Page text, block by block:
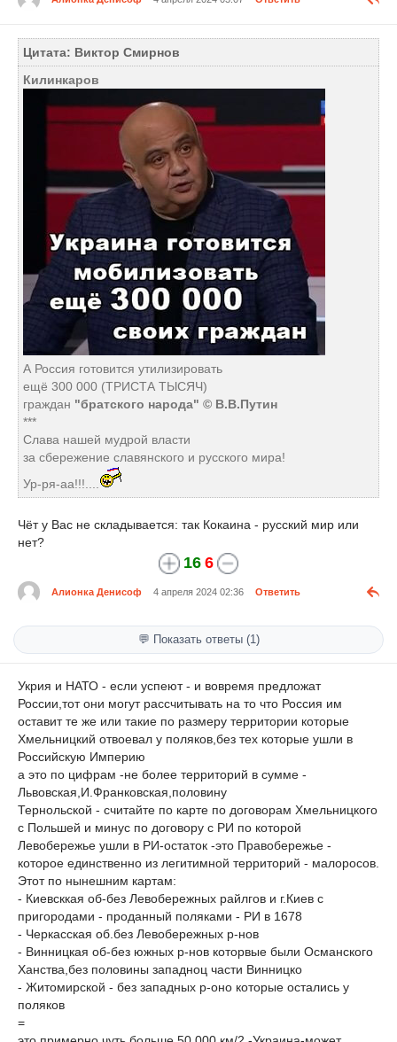
Цитата: Виктор Смирнов
Килинкаров
А Россия готовится утилизировать
ещё 300 000 (ТРИСТА ТЫСЯЧ)
граждан "братского народа" © В.В.Путин
***
Слава нашей мудрой власти
за сбережение славянского и русского мира!
Ур-ря-аа!!!....
Чёт у Вас не складывается: так Кокаина - русский мир или
нет?
16 6
Алионка Денисоф 4 апреля 2024 02:36 Ответить
💬 Показать ответы (1)
Укрия и НАТО - если успеют - и вовремя предложат
России,тот они могут рассчитывать на то что Россия им
оставит те же или такие по размеру территории которые
Хмельницкий отвоевал у поляков,без тех которые ушли в
Российскую Империю
а это по цифрам -не более территорий в сумме -
Львовская,И.Франковская,половину
Тернольской - считайте по карте по договорам Хмельницкого
с Польшей и минус по договору с РИ по которой
Левобережье ушли в РИ-остаток -это Правобережье -
которое единственно из легитимной территорий - малоросов.
Этот по нынешним картам:
- Киевсккая об-без Левобережных райлгов и г.Киев с
пригородами - проданный поляками - РИ в 1678
- Черкасская об.без Левобережных р-нов
- Винницкая об-без южных р-нов которвые были Османского
Ханства,без половины западноц части Винницко
- Житомирской - без западных р-оно которые остались у
поляков
=